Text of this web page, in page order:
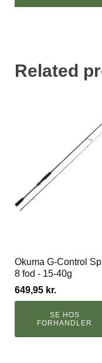
Related
Okuma G-Control
8 fod - 15-40g
649,95 kr.
SE HOS
FORHANDLER